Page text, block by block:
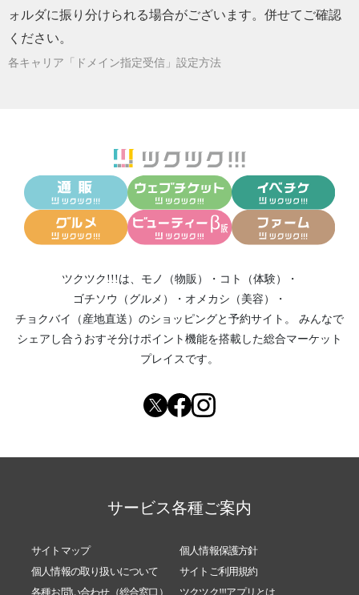
ォルダに振り分けられる場合がございます。併せてご確認
ください。
各キャリア「ドメイン指定受信」設定方法
ツクツク!!!は、 モノ（物販） ・ コト（体験）
・
ゴチソウ（グルメ）
・ オメカシ（美容）
・
チョクバイ（産地直送） のショッピングと予約サイト。
みんなで
シェアし合う おすそ分けポイント機能を搭載した総合マーケット
プレイスです。
サービス各種ご案内
サイトマップ
個人情報保護方針
個人情報の取り扱いについて
サイトご利用規約
各種お問い合わせ（総合窓口）
ツクツク!!!アプリとは